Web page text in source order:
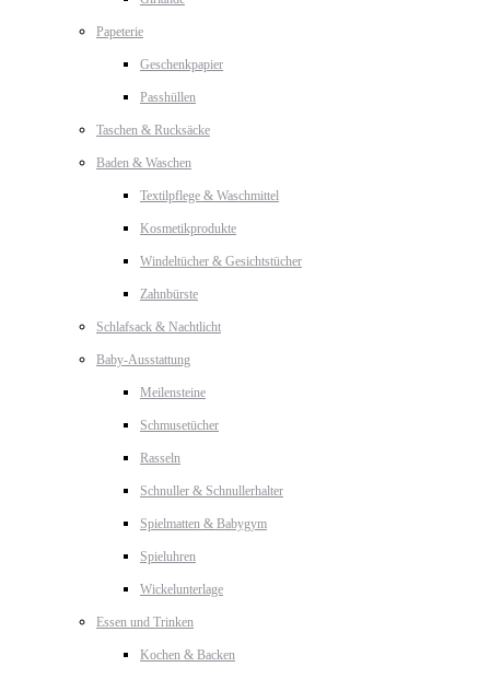
Papeterie
Geschenkpapier
Passhüllen
Taschen & Rucksäcke
Baden & Waschen
Textilpflege & Waschmittel
Kosmetikprodukte
Windeltücher & Gesichtstücher
Zahnbürste
Schlafsack & Nachtlicht
Baby-Ausstattung
Meilensteine
Schmusetücher
Rasseln
Schnuller & Schnullerhalter
Spielmatten & Babygym
Spieluhren
Wickelunterlage
Essen und Trinken
Kochen & Backen